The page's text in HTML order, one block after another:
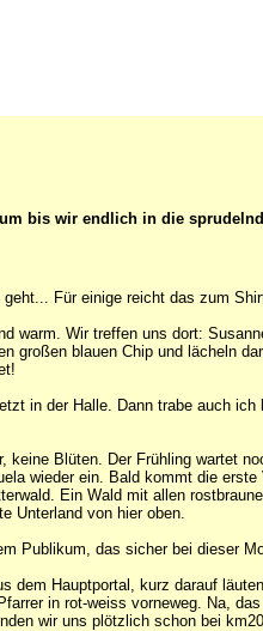
bis wir endlich in die
Für einige reicht das zum
warm. Wir treffen uns dort:
großen blauen Chip und lächeln
in der Halle. Dann trabe auch
Blüten. Der Frühling wartet
wieder ein. Bald kommt die
Ein Wald mit allen
Unterland von hier oben.
Publikum, das sicher bei dieser
dem Hauptportal, kurz darauf
in rot-weiss vorneweg. Na,
wir uns plötzlich schon bei